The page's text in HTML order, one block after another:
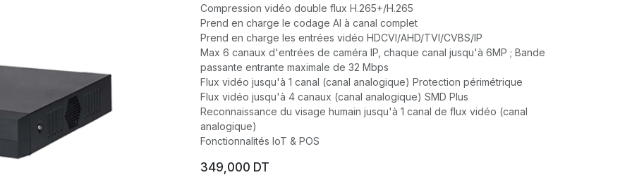
Compression vidéo double flux H.265+/H.265
Prend en charge le codage AI à canal complet
Prend en charge les entrées vidéo HDCVI/AHD/TVI/CVBS/IP
Max 6 canaux d'entrées de caméra IP, chaque canal jusqu'à 6MP ; Bande
passante entrante maximale de 32 Mbps
Flux vidéo jusqu'à 1 canal (canal analogique) Protection périmétrique
Flux vidéo jusqu'à 4 canaux (canal analogique) SMD Plus
Reconnaissance du visage humain jusqu'à 1 canal de flux vidéo (canal
analogique)
Fonctionnalités IoT & POS
349,000 DT